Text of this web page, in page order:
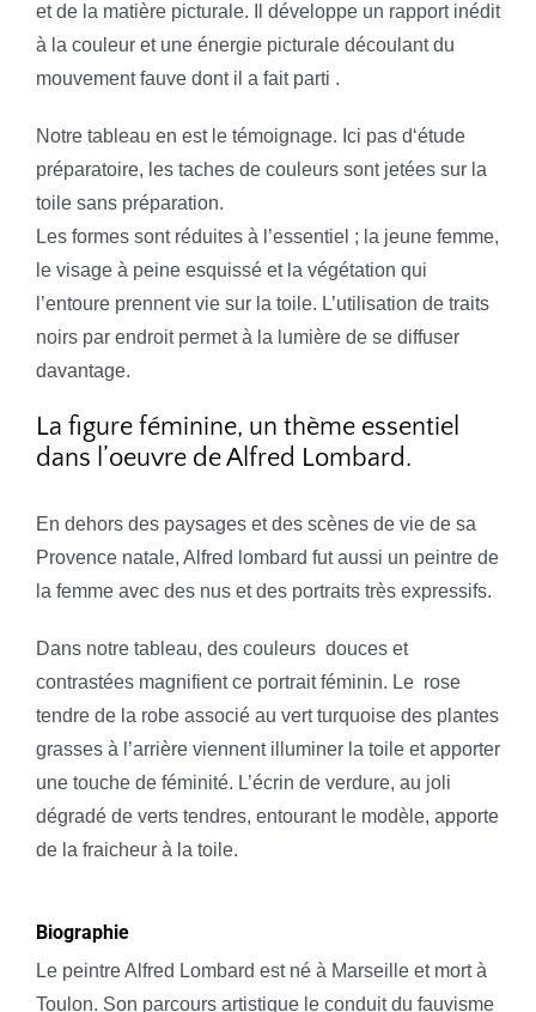
et de la matière picturale. Il développe un rapport inédit
à la couleur et une énergie picturale découlant du
mouvement fauve dont il a fait parti .
Notre tableau en est le témoignage. Ici pas d‘étude
préparatoire, les taches de couleurs sont jetées sur la
toile sans préparation.
Les formes sont réduites à l’essentiel ; la jeune femme,
le visage à peine esquissé et la végétation qui
l’entoure prennent vie sur la toile. L’utilisation de traits
noirs par endroit permet à la lumière de se diffuser
davantage.
La figure féminine, un thème essentiel
dans l’oeuvre de Alfred Lombard.
En dehors des paysages et des scènes de vie de sa
Provence natale, Alfred lombard fut aussi un peintre de
la femme avec des nus et des portraits très expressifs.
Dans notre tableau, des couleurs douces et
contrastées magnifient ce portrait féminin. Le rose
tendre de la robe associé au vert turquoise des plantes
grasses à l’arrière viennent illuminer la toile et apporter
une touche de féminité. L’écrin de verdure, au joli
dégradé de verts tendres, entourant le modèle, apporte
de la fraicheur à la toile.
Biographie
Le peintre Alfred Lombard est né à Marseille et mort à
Toulon. Son parcours artistique le conduit du fauvisme